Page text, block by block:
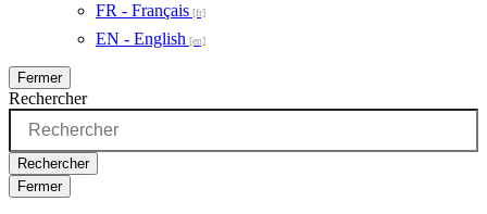
FR - Français
EN - English
Fermer
Rechercher
Rechercher
Fermer